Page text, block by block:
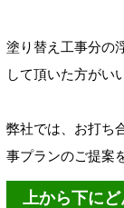
塗り替え工事分の
して頂いた方がい
弊社では、お打ち
事プランのご提案
上から下に